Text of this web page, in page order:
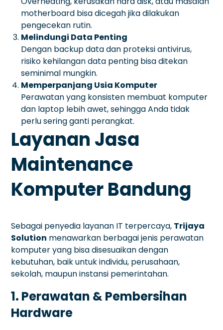
motherboard bisa dicegah jika dilakukan
pengecekan rutin.
Melindungi Data Penting
Dengan backup data dan proteksi antivirus,
risiko kehilangan data penting bisa ditekan
seminimal mungkin.
Memperpanjang Usia Komputer
Perawatan yang konsisten membuat komputer
dan laptop lebih awet, sehingga Anda tidak
perlu sering ganti perangkat.
Layanan Jasa
Maintenance
Komputer Bandung
Sebagai penyedia layanan IT terpercaya, Trijaya
Solution menawarkan berbagai jenis perawatan
komputer yang bisa disesuaikan dengan
kebutuhan, baik untuk individu, perusahaan,
sekolah, maupun instansi pemerintahan.
1. Perawatan & Pembersihan
Hardware